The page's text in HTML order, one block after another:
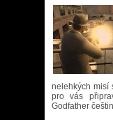
nelehkých misí
pro vás
Godfather